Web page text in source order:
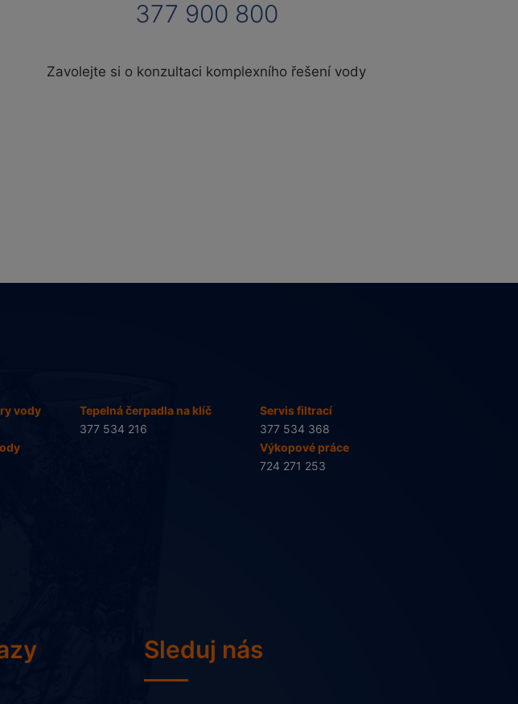
377 900 800
Zavolejte si o konzultaci komplexního řešení vody
vody
Tepelná čerpadla na klíč
377 534 216
Servis filtrací
377 534 368
Výkopové práce
724 271 253
Sleduj nás